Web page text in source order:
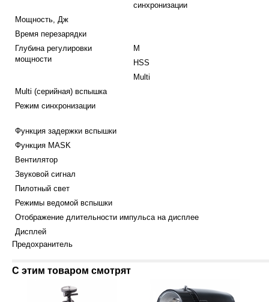
синхронизации
Мощность, Дж
Время перезарядки
Глубина регулировки
мощности
M
HSS
Multi
Multi (серийная) вспышка
Режим синхронизации
Функция задержки вспышки
Функция MASK
Вентилятор
Звуковой сигнал
Пилотный свет
Режимы ведомой вспышки
Отображение длительности импульса на дисплее
Дисплей
Предохранитель
С этим товаром смотрят